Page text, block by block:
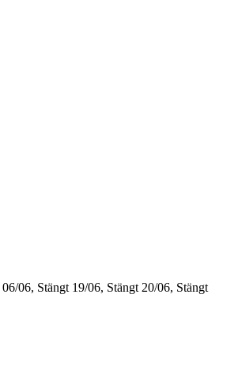
06/06, Stängt 19/06, Stängt 20/06, Stängt